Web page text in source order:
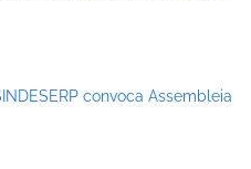
convoca Assembleia